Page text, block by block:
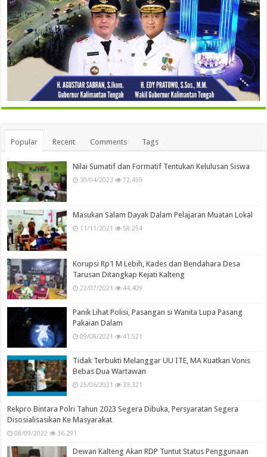
Popular Recent Comments Tags
Nilai Sumatif dan Formatif Tentukan Kelulusan Siswa
30/04/2023 72,459
Masukan Salam Dayak Dalam Pelajaran Muatan Lokal
11/11/2021 58,254
Korupsi Rp1 M Lebih, Kades dan Bendahara Desa
Tarusan Ditangkap Kejati Kalteng
22/07/2021 44,409
Panik Lihat Polisi, Pasangan si Wanita Lupa Pasang
Pakaian Dalam
09/08/2021 41,521
Tidak Terbukti Melanggar UU ITE, MA Kuatkan Vonis
Bebas Dua Wartawan
25/06/2021 39,321
Rekpro Bintara Polri Tahun 2023 Segera Dibuka, Persyaratan Segera
Disosialisasikan Ke Masyarakat
08/09/2022 36,291
Dewan Kalteng Akan RDP Tuntut Status Penggunaan